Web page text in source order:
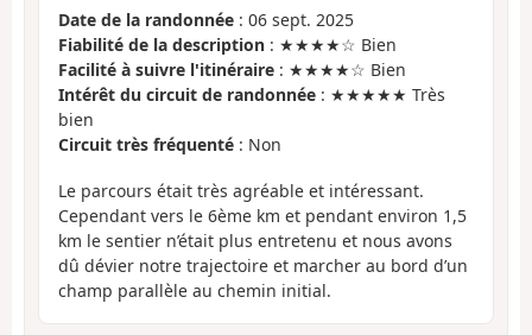
Date de la randonnée : 06 sept. 2025
Fiabilité de la description : ★★★★☆ Bien
Facilité à suivre l'itinéraire : ★★★★☆ Bien
Intérêt du circuit de randonnée : ★★★★★ Très
bien
Circuit très fréquenté : Non
Le parcours était très agréable et intéressant.
Cependant vers le 6ème km et pendant environ 1,5
km le sentier n’était plus entretenu et nous avons
dû dévier notre trajectoire et marcher au bord d’un
champ parallèle au chemin initial.